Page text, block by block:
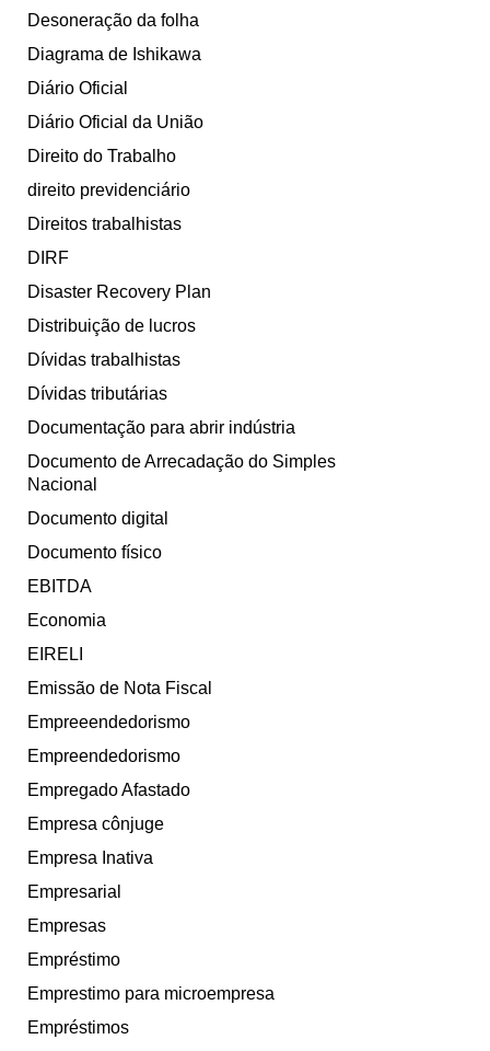
Desoneração da folha
Diagrama de Ishikawa
Diário Oficial
Diário Oficial da União
Direito do Trabalho
direito previdenciário
Direitos trabalhistas
DIRF
Disaster Recovery Plan
Distribuição de lucros
Dívidas trabalhistas
Dívidas tributárias
Documentação para abrir indústria
Documento de Arrecadação do Simples
Nacional
Documento digital
Documento físico
EBITDA
Economia
EIRELI
Emissão de Nota Fiscal
Empreeendedorismo
Empreendedorismo
Empregado Afastado
Empresa cônjuge
Empresa Inativa
Empresarial
Empresas
Empréstimo
Emprestimo para microempresa
Empréstimos